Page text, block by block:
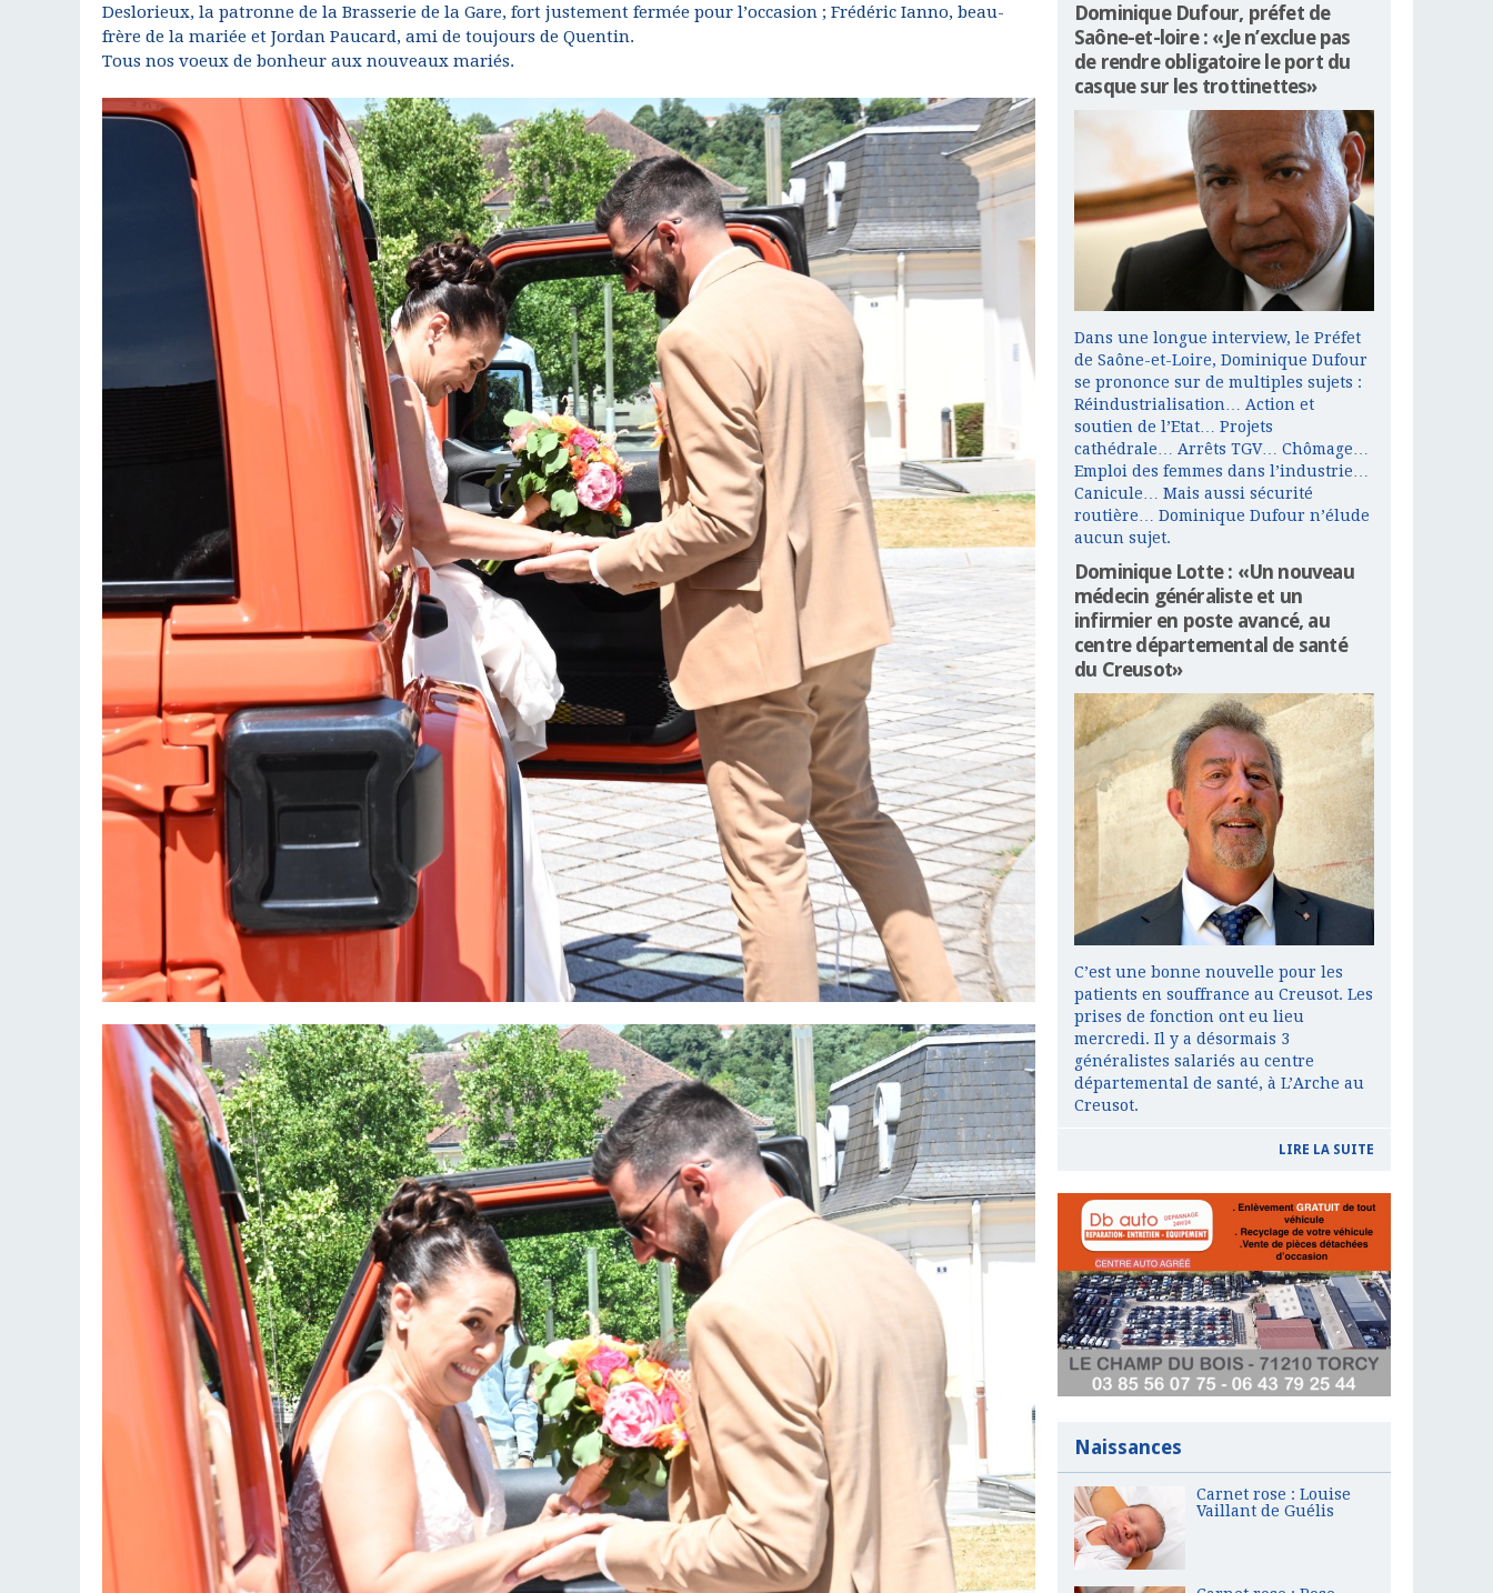
Deslorieux, la patronne de la Brasserie de la Gare, fort justement fermée pour l’occasion ; Frédéric Ianno, beau-
frère de la mariée et Jordan Paucard, ami de toujours de Quentin.
Tous nos voeux de bonheur aux nouveaux mariés.
Dominique Dufour, préfet de
Saône-et-loire : «Je n’exclue pas
de rendre obligatoire le port du
casque sur les trottinettes»
Dans une longue interview, le Préfet
de Saône-et-Loire, Dominique Dufour
se prononce sur de multiples sujets :
Réindustrialisation… Action et
soutien de l’Etat… Projets
cathédrale… Arrêts TGV… Chômage…
Emploi des femmes dans l’industrie…
Canicule… Mais aussi sécurité
routière… Dominique Dufour n’élude
aucun sujet.
Dominique Lotte : «Un nouveau
médecin généraliste et un
infirmier en poste avancé, au
centre départemental de santé
du Creusot»
C’est une bonne nouvelle pour les
patients en souffrance au Creusot. Les
prises de fonction ont eu lieu
mercredi. Il y a désormais 3
généralistes salariés au centre
départemental de santé, à L’Arche au
Creusot.
LIRE LA SUITE
Naissances
Carnet rose : Louise
Vaillant de Guélis